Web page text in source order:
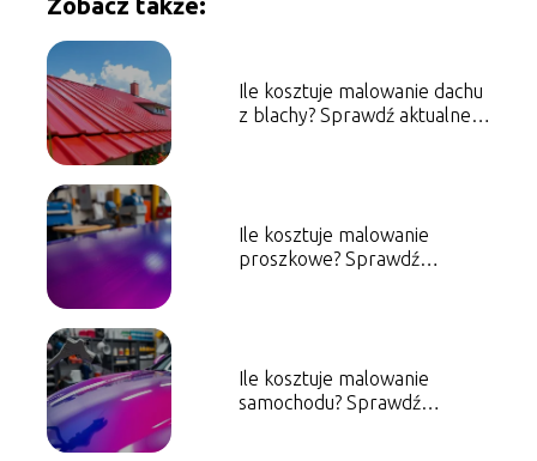
Ile kosztuje malowanie dachu
z blachy? Sprawdź aktualne
Ile kosztuje malowanie
proszkowe? Sprawdź
Ile kosztuje malowanie
samochodu? Sprawdź